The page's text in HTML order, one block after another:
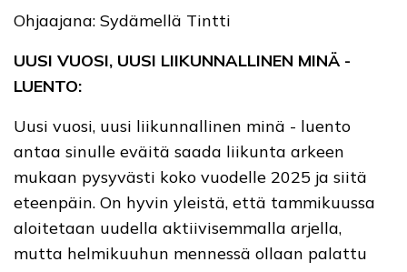
Ohjaajana: Sydämellä Tintti
UUSI VUOSI, UUSI LIIKUNNALLINEN MINÄ -
LUENTO:
Uusi vuosi, uusi liikunnallinen minä - luento
antaa sinulle eväitä saada liikunta arkeen
mukaan pysyvästi koko vuodelle 2025 ja siitä
eteenpäin. On hyvin yleistä, että tammikuussa
aloitetaan uudella aktiivisemmalla arjella,
mutta helmikuuhun mennessä ollaan palattu